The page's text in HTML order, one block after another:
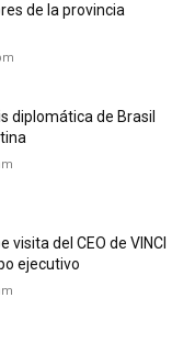
de la provincia
diplomática de Brasil
visita del CEO de VINCI
ejecutivo